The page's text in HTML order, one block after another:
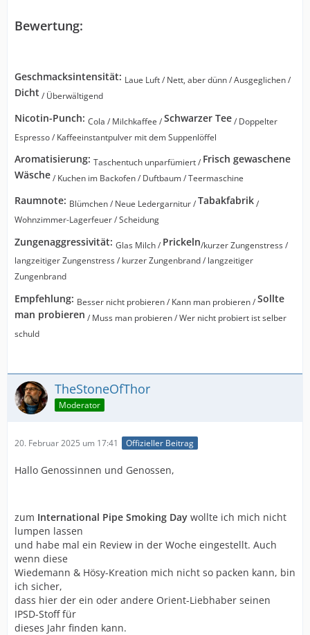
Bewertung:
Geschmacksintensität: Laue Luft / Nett, aber dünn / Ausgeglichen /
Dicht / Überwältigend
Nicotin-Punch: Cola / Milchkaffee / Schwarzer Tee / Doppelter
Espresso / Kaffeeinstantpulver mit dem Suppenlöffel
Aromatisierung: Taschentuch unparfümiert / Frisch gewaschene
Wäsche / Kuchen im Backofen / Duftbaum / Teermaschine
Raumnote: Blümchen / Neue Ledergarnitur / Tabakfabrik /
Wohnzimmer-Lagerfeuer / Scheidung
Zungenaggressivität: Glas Milch / Prickeln/kurzer Zungenstress /
langzeitiger Zungenstress / kurzer Zungenbrand / langzeitiger
Zungenbrand
Empfehlung: Besser nicht probieren / Kann man probieren / Sollte
man probieren / Muss man probieren / Wer nicht probiert ist selber
schuld
TheStoneOfThor
Moderator
20. Februar 2025 um 17:41 Offizieller Beitrag
Hallo Genossinnen und Genossen,
zum International Pipe Smoking Day wollte ich mich nicht
lumpen lassen
und habe mal ein Review in der Woche eingestellt. Auch
wenn diese
Wiedemann & Hösy-Kreation mich nicht so packen kann, bin
ich sicher,
dass hier der ein oder andere Orient-Liebhaber seinen
IPSD-Stoff für
dieses Jahr finden kann.